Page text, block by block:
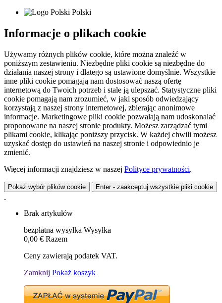
Polski
Informacje o plikach cookie
Używamy różnych plików cookie, które można znaleźć w
poniższym zestawieniu. Niezbędne pliki cookie są niezbędne do
działania naszej strony i dlatego są ustawione domyślnie. Wszystkie
inne pliki cookie pomagają nam dostosować naszą ofertę
internetową do Twoich potrzeb i stale ją ulepszać. Statystyczne pliki
cookie pomagają nam zrozumieć, w jaki sposób odwiedzający
korzystają z naszej strony internetowej, zbierając anonimowe
informacje. Marketingowe pliki cookie pozwalają nam udoskonalać
proponowane na naszej stronie produkty. Możesz zarządzać tymi
plikami cookie, klikając poniższy przycisk. W każdej chwili możesz
uzyskać dostęp do ustawień na naszej stronie i odpowiednio je
zmienić.
Więcej informacji znajdziesz w naszej Polityce prywatności.
Pokaż wybór plików cookie Enter - zaakceptuj wszystkie pliki cookie
Brak artykułów
bezpłatna wysyłka Wysyłka
0,00 € Razem
Ceny zawierają podatek VAT.
Zamknij Pokaż koszyk